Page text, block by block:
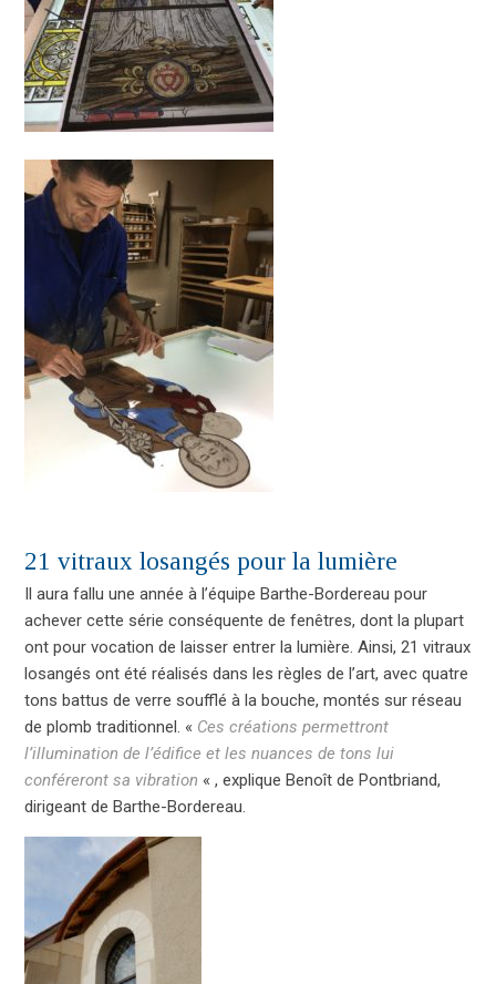
21 vitraux losangés pour la lumière
Il aura fallu une année à l’équipe Barthe-Bordereau pour
achever cette série conséquente de fenêtres, dont la plupart
ont pour vocation de laisser entrer la lumière. Ainsi, 21 vitraux
losangés ont été réalisés dans les règles de l’art, avec quatre
tons battus de verre soufflé à la bouche, montés sur réseau
de plomb traditionnel. « Ces créations permettront
l’illumination de l’édifice et les nuances de tons lui
conféreront sa vibration « , explique Benoît de Pontbriand,
dirigeant de Barthe-Bordereau.